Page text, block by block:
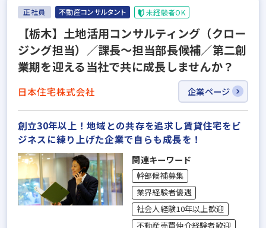
正社員 不動産コンサルタント 未経験者OK
【栃木】土地活用コンサルティング（クロー
ジング担当）／課長～担当部長候補／第二創
業期を迎える当社で共に成長しませんか？
日本住宅株式会社 企業ページ
創立30年以上！地域との共存を追求し賃貸住宅をビ
ジネスに練り上げた企業で自らも成長を！
関連キーワード
幹部候補募集
業界経験者優遇
社会人経験10年以上歓迎
不動産売買仲介経験者歓迎